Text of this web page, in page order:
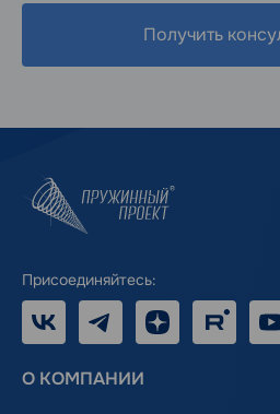
Получить
Присоединяйтесь:
VK TelegramДзен
О КОМПАНИИ